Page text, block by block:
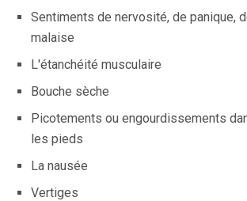
Sentiments de nervosité, de panique,
malaise
L'étanchéité musculaire
Bouche sèche
Picotements ou engourdissements
les pieds
La nausée
Vertiges